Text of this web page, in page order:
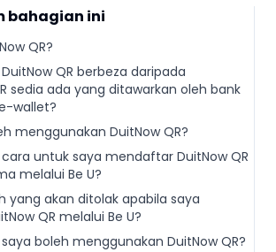
bahagian ini
QR?
QR berbeza daripada
sedia ada yang ditawarkan oleh bank
wallet?
menggunakan DuitNow QR?
untuk saya mendaftar DuitNow QR
melalui Be U?
yang akan ditolak apabila saya
QR melalui Be U?
boleh menggunakan DuitNow QR?